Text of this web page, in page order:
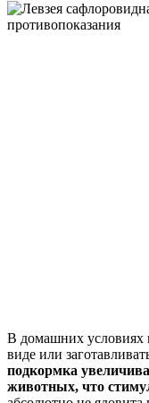
В домашних условиях
виде или
подкормка
животных, что